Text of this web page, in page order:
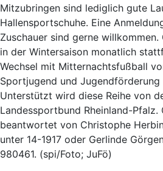
Mitzubringen sind lediglich gute
Hallensportschuhe. Eine
Zuschauer sind gerne
in der Wintersaison monatlich
Wechsel mit Mitternachtsfußball
Sportjugend und
Unterstützt wird diese Reihe von
Landessportbund Rheinland-Pfalz.
beantwortet von Christophe
unter 14-1917 oder Gerlinde
980461. (spi/Foto; JuFö)